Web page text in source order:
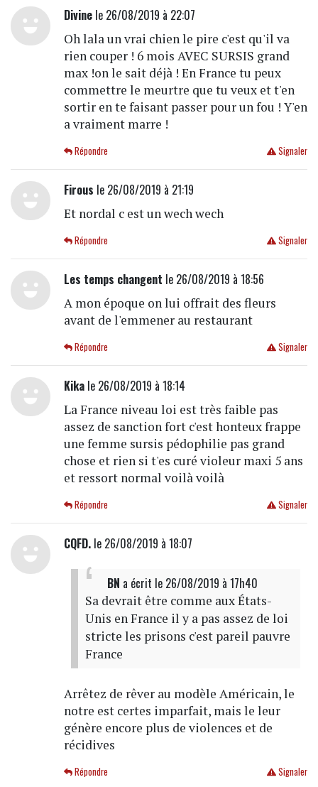
Divinele 26/08/2019 à 22:07
Oh lala un vrai chien le pire c'est qu'il va
rien couper ! 6 mois AVEC SURSIS grand
max !on le sait déjà ! En France tu peux
commettre le meurtre que tu veux et t'en
sortir en te faisant passer pour un fou ! Y'en
a vraiment marre !
Signaler
Répondre
Firous le 26/08/2019 à 21:19
Et nordal c est un wech wech
Signaler
Répondre
Les temps changent le 26/08/2019 à 18:56
A mon époque on lui offrait des fleurs
avant de l'emmener au restaurant
Signaler
Répondre
Kikale 26/08/2019 à 18:14
La France niveau loi est très faible pas
assez de sanction fort c'est honteux frappe
une femme sursis pédophilie pas grand
chose et rien si t'es curé violeur maxi 5 ans
et ressort normal voilà voilà
Signaler
Répondre
CQFD.le 26/08/2019 à 18:07
BN a écrit le 26/08/2019 à 17h40
Sa devrait être comme aux États-
Unis en France il y a pas assez de loi
stricte les prisons c'est pareil pauvre
France
Arrêtez de rêver au modèle Américain, le
notre est certes imparfait, mais le leur
génère encore plus de violences et de
récidives
Signaler
Répondre